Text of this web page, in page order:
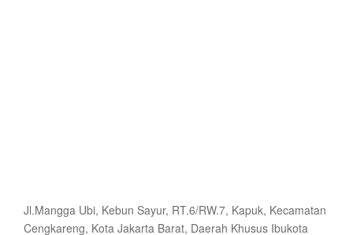
Jl.Mangga Ubi, Kebun Sayur, RT.6/RW.7, Kapuk, Kecamatan
Cengkareng, Kota Jakarta Barat, Daerah Khusus Ibukota